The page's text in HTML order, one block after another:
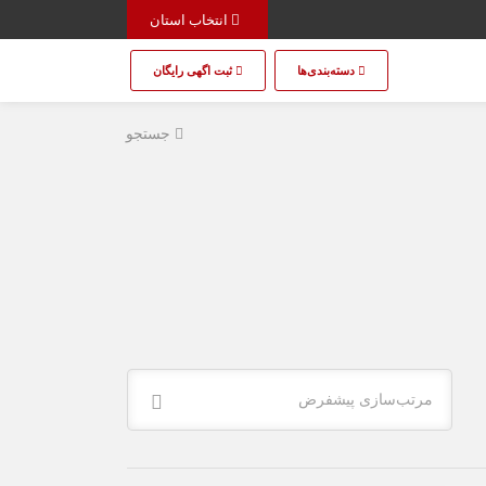
دسته‌بندی‌ها ثبت اگهی رایگان
جستجو
مرتب‌سازی پیشفرض